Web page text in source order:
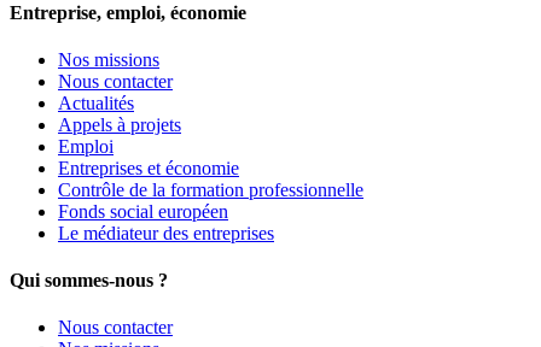
Entreprise, emploi, économie
Nos missions
Nous contacter
Actualités
Appels à projets
Emploi
Entreprises et économie
Contrôle de la formation professionnelle
Fonds social européen
Le médiateur des entreprises
Qui sommes-nous ?
Nous contacter